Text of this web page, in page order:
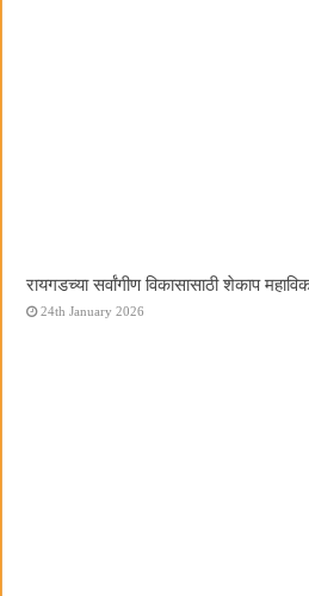
रायगडच्या सर्वांगीण विकासासाठी शेकाप
24th January 2026